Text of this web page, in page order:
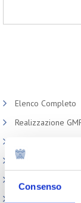
Consenso
Elenco Completo
Realizzazione
Appuntamenti